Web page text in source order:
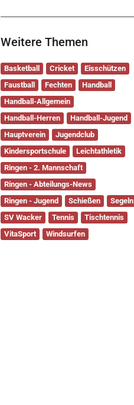
Weitere Themen
Basketball Cricket
Eisschützen
Faustball
Fechten
Handball
Handball-Allgemein
Handball-Herren
Handball-Jugend
Hauptverein
Jugendclub
Kindersportschule
Leichtathletik
Ringen - 2. Mannschaft
Ringen - Abteilungs-News
Ringen - Jugend
Schießen
Segeln
SV Wacker
Tennis
Tischtennis
VitaSport
Windsurfen